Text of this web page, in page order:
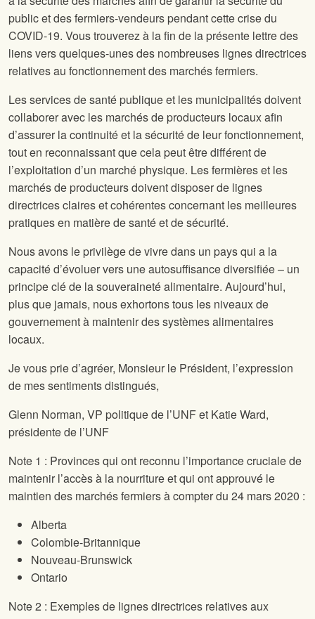
public et des fermiers-vendeurs pendant cette crise du
COVID-19. Vous trouverez à la fin de la présente lettre des
liens vers quelques-unes des nombreuses lignes directrices
relatives au fonctionnement des marchés fermiers.
Les services de santé publique et les municipalités doivent
collaborer avec les marchés de producteurs locaux afin
d’assurer la continuité et la sécurité de leur fonctionnement,
tout en reconnaissant que cela peut être différent de
l’exploitation d’un marché physique. Les fermières et les
marchés de producteurs doivent disposer de lignes
directrices claires et cohérentes concernant les meilleures
pratiques en matière de santé et de sécurité.
Nous avons le privilège de vivre dans un pays qui a la
capacité d’évoluer vers une autosuffisance diversifiée – un
principe clé de la souveraineté alimentaire. Aujourd’hui,
plus que jamais, nous exhortons tous les niveaux de
gouvernement à maintenir des systèmes alimentaires
locaux.
Je vous prie d’agréer, Monsieur le Président, l’expression
de mes sentiments distingués,
Glenn Norman, VP politique de l’UNF et Katie Ward,
présidente de l’UNF
Note 1 : Provinces qui ont reconnu l’importance cruciale de
maintenir l’accès à la nourriture et qui ont approuvé le
maintien des marchés fermiers à compter du 24 mars 2020 :
Alberta
Colombie-Britannique
Nouveau-Brunswick
Ontario
Note 2 : Exemples de lignes directrices relatives aux